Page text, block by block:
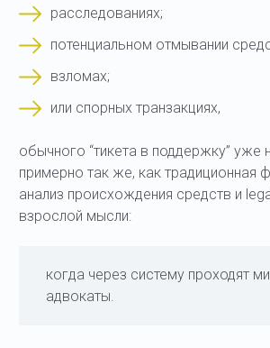
расследованиях;
потенциальном отмывании
взломах;
или спорных транзакциях,
обычного “тикета в поддержку” уже
примерно так же, как традиционная
анализ происхождения средств и
взрослой мысли:
когда через систему проходят
адвокаты.